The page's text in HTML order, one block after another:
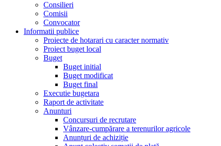
Consilieri
Comisii
Convocator
Informatii publice
Proiecte de hotarari cu caracter normativ
Proiect buget local
Buget
Buget initial
Buget modificat
Buget final
Executie bugetara
Raport de activitate
Anunturi
Concursuri de recrutare
Vânzare-cumpărare a terenurilor agricole
Anunțuri de achiziție